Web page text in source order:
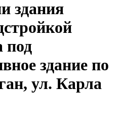
здания
под
здание по
ул. Карла